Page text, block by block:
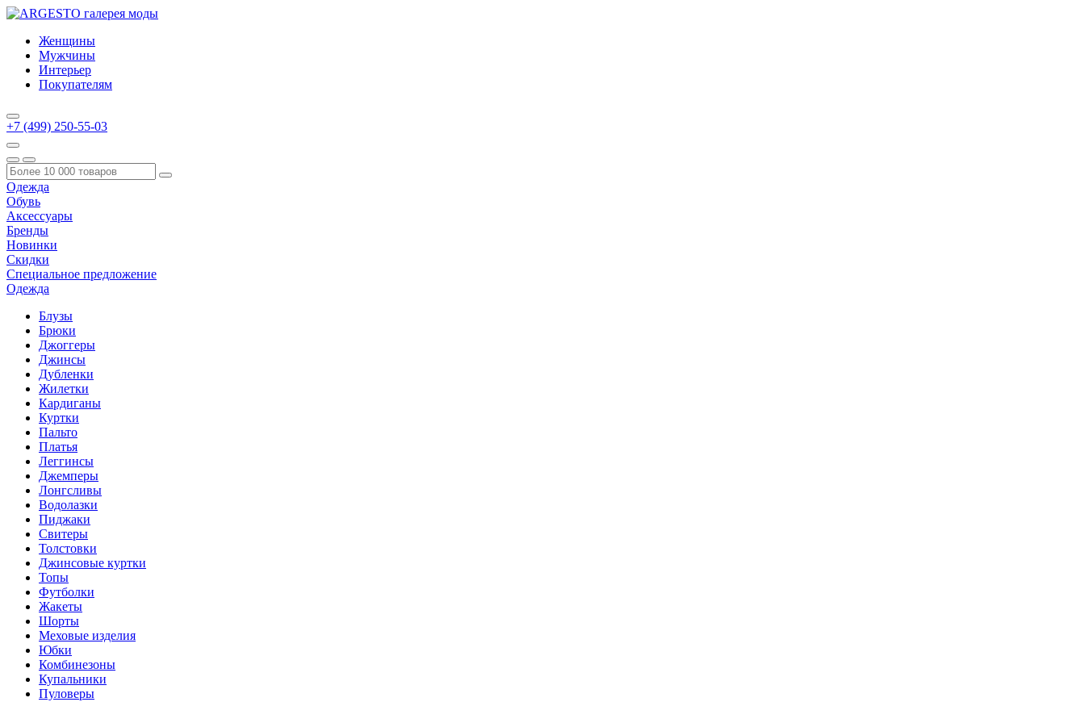
Женщины
Мужчины
Интерьер
Покупателям
+7 (499) 250-55-03
Одежда
Обувь
Аксессуары
Бренды
Новинки
Скидки
Специальное предложение
Одежда
Блузы
Брюки
Джоггеры
Джинсы
Дубленки
Жилетки
Кардиганы
Куртки
Пальто
Платья
Леггинсы
Джемперы
Лонгсливы
Водолазки
Пиджаки
Свитеры
Толстовки
Джинсовые куртки
Топы
Футболки
Жакеты
Шорты
Меховые изделия
Юбки
Комбинезоны
Купальники
Пуловеры